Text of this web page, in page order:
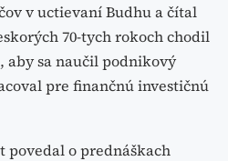
v uctievaní Budhu a čítal
70-tych rokoch chodil
aby sa naučil podnikový
pre finančnú investičnú
povedal o prednáškach